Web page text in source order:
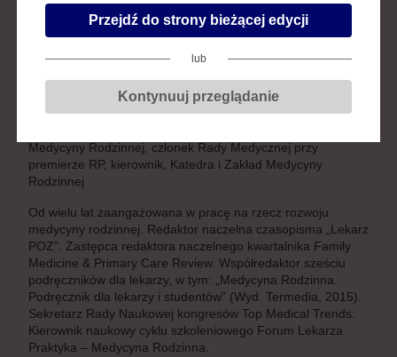
AGNIESZKA MASTALERZ-
MIGAS
Uniwersytet Medyczny im.
Piastów Śląskich we Wrocławiu
Stanowisko:konsultant krajowa w dziedzinie medycyny
Medycyny Rodzinnej, członek Rady Medycznej przy
premierze RP, kierownik, Katedra i Zakład Medycyny
Rodzinnej
Od wielu lat zaangażowana w pracę na rzecz rozwoju
medycyny rodzinnej. Redaktor naczelna czasopisma „Lekarz
POZ”. Zastępca redaktora naczelnego kwartalnika Family
Medicine & Primary Care Review. Współredaktor sześciu
podręczników dla lekarzy, w tym: „Medycyna Rodzinna.
Podręcznik dla lekarzy i studentów” (Wyd. Termedia, 2015).
Sekretarz Rady Naukowej kongresów Top Medical Trends.
Kierownik naukowy cyklu szkoleniowego Forum Lekarza
Praktyka – Medycyna Rodzinna.
Przejdź do strony bieżącej edycji
lub
Kontynuuj przeglądanie